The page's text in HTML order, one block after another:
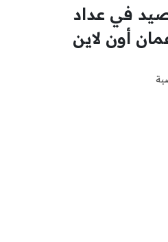
في عداد
أون لاين